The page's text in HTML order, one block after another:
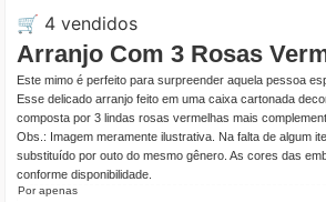
🛒 4 vendidos
Arranjo Com 3 Rosas
Este mimo é perfeito para surpreender aquela pessoa
Esse delicado arranjo feito em uma caixa cartonada
composta por 3 lindas rosas vermelhas mais
Obs.: Imagem meramente ilustrativa. Na falta de algum
substituído por outo do mesmo gênero. As cores das
conforme disponibilidade.
Por apenas